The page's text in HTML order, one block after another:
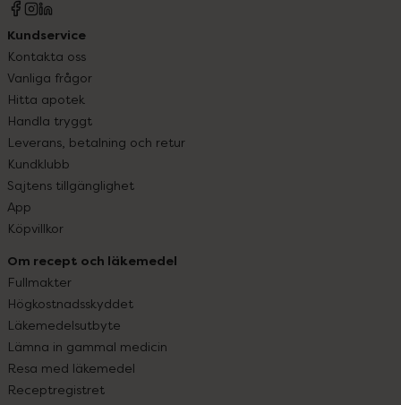
Kundservice
Kontakta oss
Vanliga frågor
Hitta apotek
Handla tryggt
Leverans, betalning och retur
Kundklubb
Sajtens tillgänglighet
App
Köpvillkor
Om recept och läkemedel
Fullmakter
Högkostnadsskyddet
Läkemedelsutbyte
Lämna in gammal medicin
Resa med läkemedel
Receptregistret